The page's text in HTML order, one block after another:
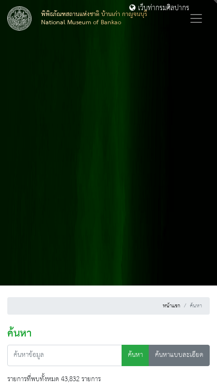
พิพิธภัณฑสถานแห่งชาติ บ้านเก่า กาญจนบุรี
National Museum of Bankao
เว็บท่ากรมศิลปากร
หน้าแรก ค้นหา
ค้นหา
ค้นหา
ค้นหาแบบละเอียด
รายการที่พบทั้งหมด 43,832 รายการ